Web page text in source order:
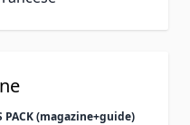
PACK (magazine+guide)